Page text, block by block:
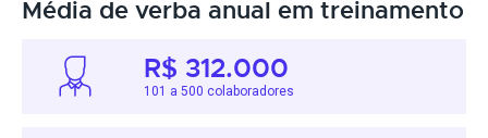
Média de verba anual em treinamento
R$ 312.000
101 a 500 colaboradores